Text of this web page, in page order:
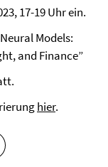
17-19 Uhr ein.
Models:
and Finance”
hier.